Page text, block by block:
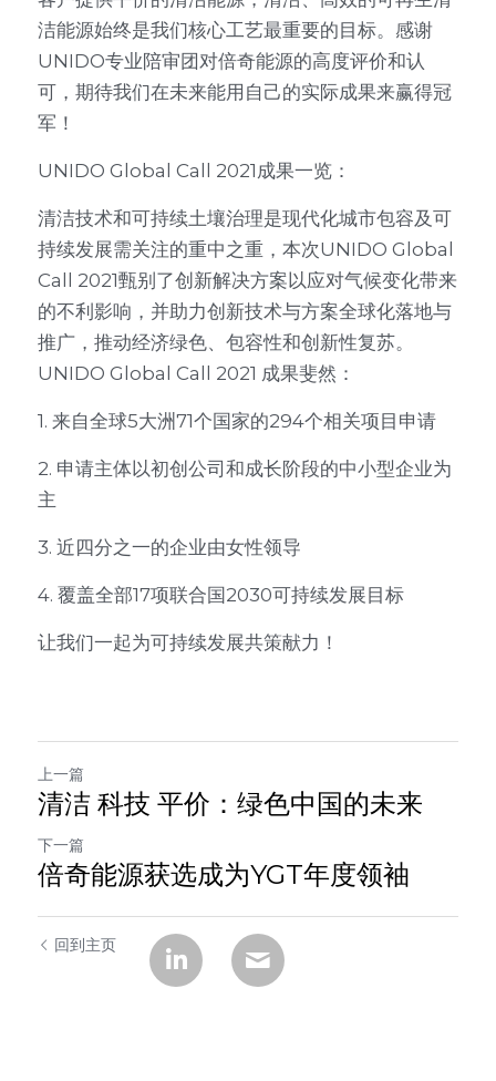
洁能源始终是我们核心工艺最重要的目标。感谢
UNIDO专业陪审团对倍奇能源的高度评价和认
可，期待我们在未来能用自己的实际成果来赢得冠
军！
UNIDO Global Call 2021成果一览：
清洁技术和可持续土壤治理是现代化城市包容及可
持续发展需关注的重中之重，本次UNIDO Global
Call 2021甄别了创新解决方案以应对气候变化带来
的不利影响，并助力创新技术与方案全球化落地与
推广，推动经济绿色、包容性和创新性复苏。
UNIDO Global Call 2021 成果斐然：
1. 来自全球5大洲71个国家的294个相关项目申请
2. 申请主体以初创公司和成长阶段的中小型企业为
主
3. 近四分之一的企业由女性领导
4. 覆盖全部17项联合国2030可持续发展目标
让我们一起为可持续发展共策献力！
上一篇
清洁 科技 平价：绿色中国的未来
下一篇
倍奇能源获选成为YGT年度领袖
回到主页